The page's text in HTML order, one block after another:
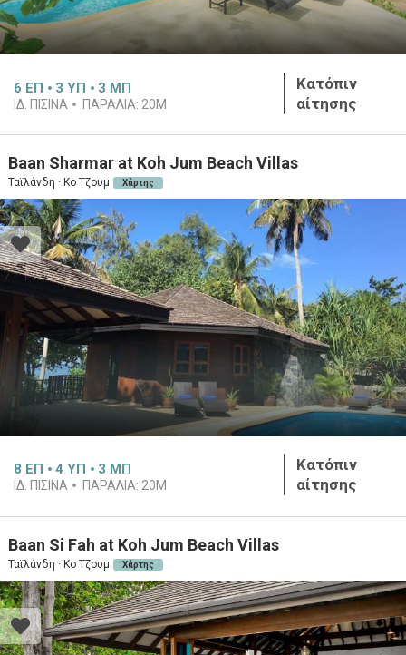
6 ΕΠ 3 ΥΠ 3 ΜΠ
ΙΔ. ΠΙΣΙΝΑ ΠΑΡΑΛΙΑ: 20M
Κατόπιν
αίτησης
Baan Sharmar at Koh Jum Beach Villas
Ταϊλάνδη · Κο Τζουμ Χάρτης
8 ΕΠ 4 ΥΠ 3 ΜΠ
ΙΔ. ΠΙΣΙΝΑ ΠΑΡΑΛΙΑ: 20M
Κατόπιν
αίτησης
Baan Si Fah at Koh Jum Beach Villas
Ταϊλάνδη · Κο Τζουμ Χάρτης